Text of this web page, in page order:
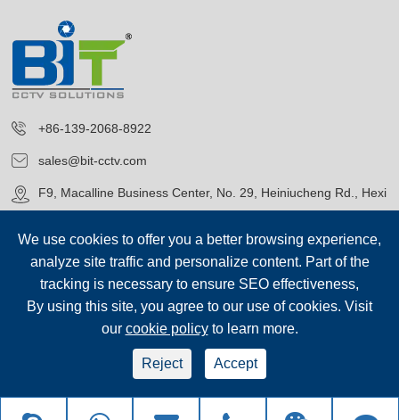
+86-139-2068-8922
sales@bit-cctv.com
F9, Macalline Business Center, No. 29, Heiniucheng Rd., Hexi
Blue Icon (Tianjin) Technology Co., Ltd.
quyền.
Sơ đồ trang web Chính sách bảo mật
We use cookies to offer you a better browsing experience,
analyze site traffic and personalize content. Part of the
tracking is necessary to ensure SEO effectiveness,
By using this site, you agree to our use of cookies. Visit
our cookie policyto learn more.
Reject Accept